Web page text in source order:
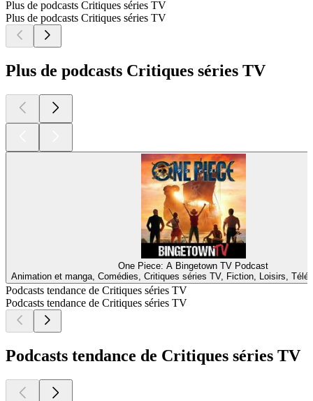
Plus de podcasts Critiques séries TV
Plus de podcasts Critiques séries TV
Plus de podcasts Critiques séries TV
One Piece: A Bingetown TV Podcast
Animation et manga, Comédies, Critiques séries TV, Fiction, Loisirs,
Podcasts tendance de Critiques séries TV
Podcasts tendance de Critiques séries TV
Podcasts tendance de Critiques séries TV